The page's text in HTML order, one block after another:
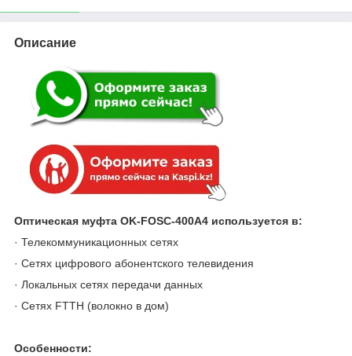
Описание
Оптическая муфта OK-FOSC-400A4 используется в:
· Телекоммуникационных сетях
· Сетях цифрового абонентского телевидения
· Локальных сетях передачи данных
· Сетях FTTH (волокно в дом)
Особенности: